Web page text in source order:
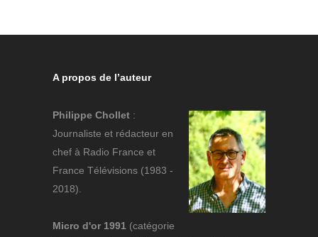
A propos de l’auteur
Philippe Chollet :
Journaliste et rédacteur en
chef à Radio France et
France Télévisions (1983 -
2018).
Micro d'or 1991 (catégorie